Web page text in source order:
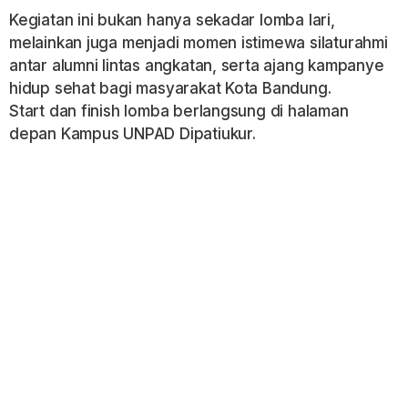
Kegiatan ini bukan hanya sekadar lomba lari,
melainkan juga menjadi momen istimewa silaturahmi
antar alumni lintas angkatan, serta ajang kampanye
hidup sehat bagi masyarakat Kota Bandung.
Start dan finish lomba berlangsung di halaman
depan Kampus UNPAD Dipatiukur.